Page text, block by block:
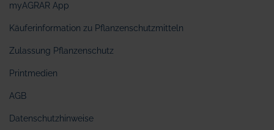
myAGRAR App
Käuferinformation zu Pflanzenschutzmitteln
Zulassung Pflanzenschutz
Printmedien
AGB
Datenschutzhinweise